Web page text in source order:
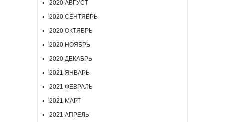
2020 АВГУСТ
2020 СЕНТЯБРЬ
2020 ОКТЯБРЬ
2020 НОЯБРЬ
2020 ДЕКАБРЬ
2021 ЯНВАРЬ
2021 ФЕВРАЛЬ
2021 МАРТ
2021 АПРЕЛЬ